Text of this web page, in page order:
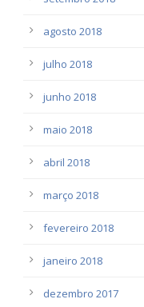
agosto 2018
julho 2018
junho 2018
maio 2018
abril 2018
março 2018
fevereiro 2018
janeiro 2018
dezembro 2017